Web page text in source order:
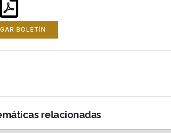
BOLETÍN
relacionadas